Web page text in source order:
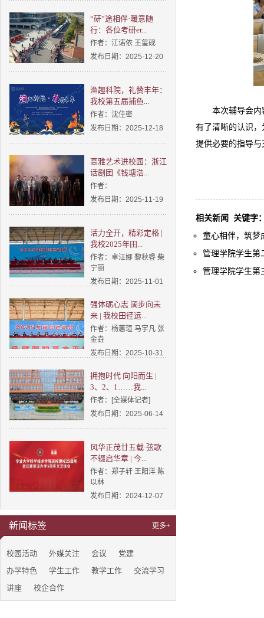
“研”途相伴·暖意随
行：各位考研er...
作者：江诺依 王玺砚
发布日期：2025-12-20
渔趣科院，礼赞丰年：
我校第五届捕鱼...
作者：沈佳密
发布日期：2025-12-18
高雅艺术进校园：浙江
话剧团《钱塘浩...
作者：
发布日期：2025-11-19
活力全开，精彩定格 |
我校2025年田...
作者：卓汪娜 黎秋睿 柴
宁丽
发布日期：2025-11-01
强体砺心志 阔步向未
来 | 我校田径运...
作者：杨蕙瑄 马宇凡 张
金垚
发布日期：2025-10-31
拥抱时代 向阳而生 |
3、2、1……我...
作者：[全媒体记者]
发布日期：2025-06-14
风华正茂廿五载·弦歌
不辍启华章 | 今...
作者：郑子轩 王阳洋 陈
以林
发布日期：2024-12-07
新闻标签 更多+
校园活动 外媒关注 会议
党建
办学特色
学生工作 教学工作
交流学习
讲座
校企合作
本次辅导会内
有了清晰的认识
提供必要的指导
相关新闻
关键字
童心相伴，筑梦
管理学院学生第
管理学院学生第